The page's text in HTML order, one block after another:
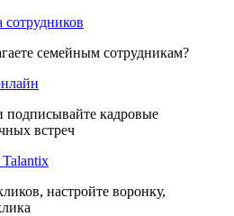
семейным сотрудникам?
подписывайте кадровые
встреч
Talantix
настройте воронку,